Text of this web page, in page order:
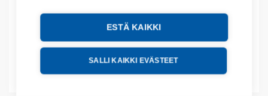
ESTÄ KAIKKI
SALLI KAIKKI EVÄSTEET
Kuvaus
Lisätiedot
Liitteet